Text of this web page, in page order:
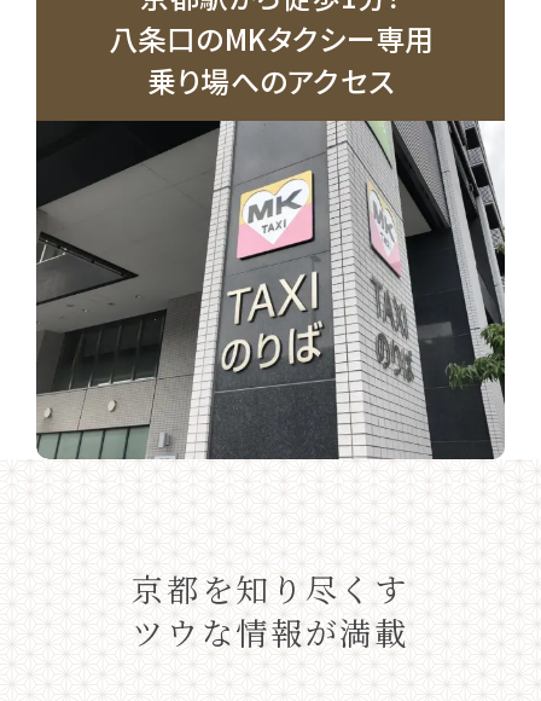
八条口のMKタクシー専用
乗り場へのアクセス
京都を知り尽くす
ツウな情報が満載